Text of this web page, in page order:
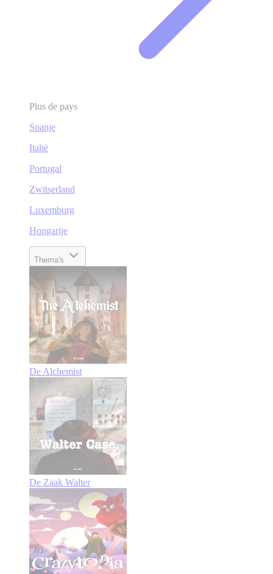
Plus de pays
Spanje
Italië
Portugal
Zwitserland
Luxemburg
Hongarije
Thema's
De Alchemist
De Zaak Walter